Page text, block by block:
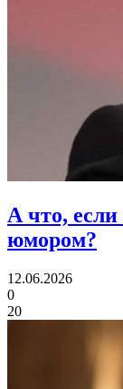
А что, если
юмором?
12.06.2026
0
20